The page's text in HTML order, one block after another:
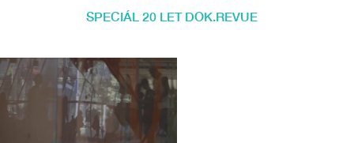
SPECIÁL 20 LET DOK.REVUE